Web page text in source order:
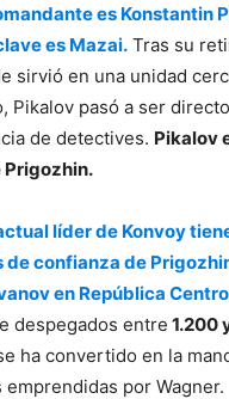
es Konstantin
es Mazai. Tras su
sirvió en una unidad
Pikalov pasó a ser
de detectives. Pikalov
Prigozhin.
líder de Konvoy
de confianza de
en República
despegados entre 1.200
ha convertido en la
por Wagner.